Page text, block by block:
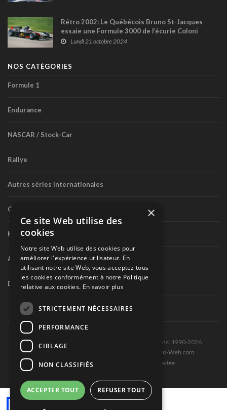
Rétro 2002: Le Québécois Bruno St-Jacques
essaie une Formule 3000 de l’écurie Coloni
Lundi 21 octobre 2024
NOS CATÉGORIES
Formule 1
Endurance
NASCAR / Stock-Car
Rallye
Autres séries internationales
Circuit routier canadien
Karting
Autres séries nationales
Divers
Tous droits réservés © Les Éditions Pole-Position inc. 1990-2026
Ce site est produit et hébergé par Montréal-Photo-Web.com
Politique de confidentialité et Conditions d’utilisation
×
Ce site Web utilise des
cookies
Notre site Web utilise des cookies pour
améliorer l'expérience utilisateur. En
utilisant notre site Web, vous acceptez tous
les cookies conformément à notre Politique
relative aux cookies. En savoir plus
STRICTEMENT NÉCESSAIRES
PERFORMANCE
CIBLAGE
NON CLASSIFIÉS
ACCEPTER TOUT REFUSER TOUT